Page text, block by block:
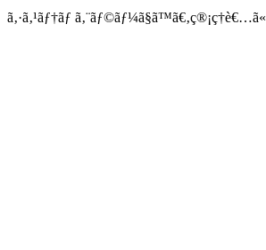
ã‚·ã‚¹ãƒ†ãƒ